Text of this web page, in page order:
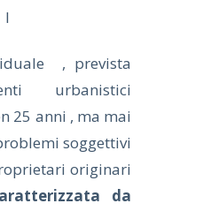
I
, prevista
urbanistici
25 anni , ma mai
soggettivi
originari
da